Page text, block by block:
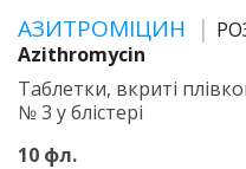
АЗИТРОМІЦИН
Azithromycin
Таблетки, вкриті
№ 3 у блістері
10 фл.